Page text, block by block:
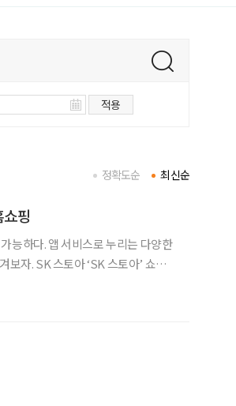
적용
최신순
정확도순
핑
능하다. 앱 서비스로 누리는 다양한
’ 쇼핑몰